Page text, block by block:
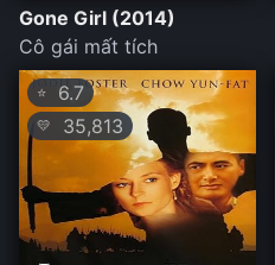
Gone Girl (2014)
Cô gái mất tích
⭐ 6.7
💛 35,813